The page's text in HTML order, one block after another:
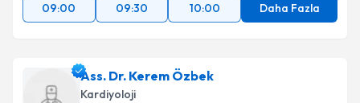
09:00
09:30 10:00 Daha Fazla
Ass. Dr. Kerem Özbek
Kardiyoloji